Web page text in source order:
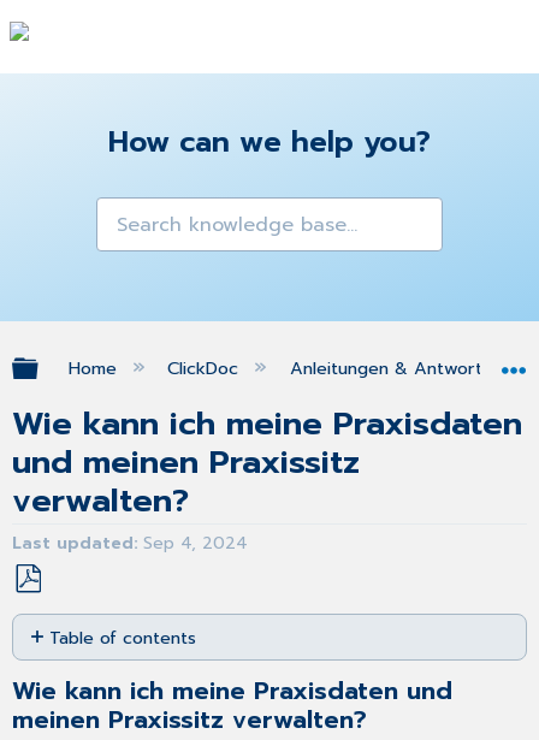
How can we help you?
Expand/collapse global hierarchy
Home ClickDoc Anleitungen & Antworten zu
Wie kann ich meine Praxisdaten
und meinen Praxissitz
verwalten?
Last updated Sep 4, 2024
Save
as
PDF
Table of contents
kann
ich
Wie kann ich meine Praxisdaten und
meinen Praxissitz verwalten?